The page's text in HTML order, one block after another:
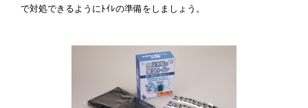
で対処できるようにﾄｲﾚの準備をしましょう。